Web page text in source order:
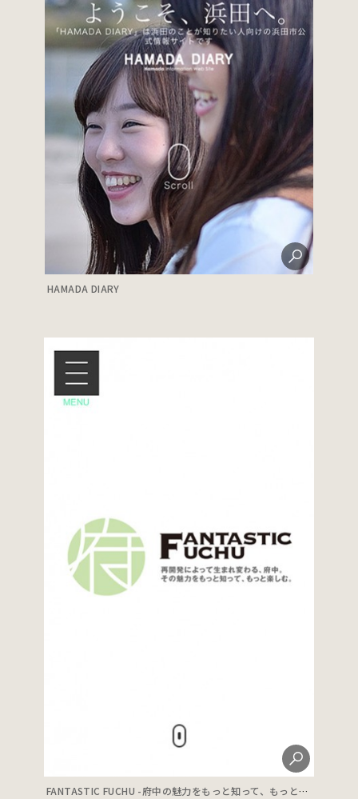
HAMADA DIARY
FANTASTIC FUCHU -府中の魅力をもっと知って、もっと楽しむ-